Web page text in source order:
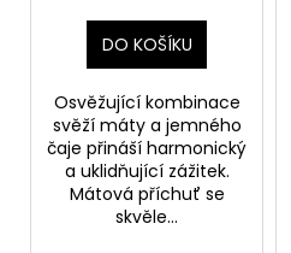
DO KOŠÍKU
Osvěžující kombinace
svěží máty a jemného
čaje přináší harmonický
a uklidňující zážitek.
Mátová příchuť se
skvěle...